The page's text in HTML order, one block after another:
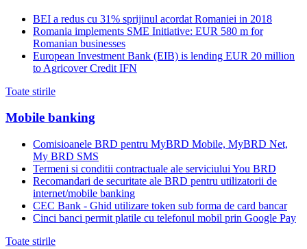
BEI a redus cu 31% sprijinul acordat Romaniei in 2018
Romania implements SME Initiative: EUR 580 m for
Romanian businesses
European Investment Bank (EIB) is lending EUR 20 million
to Agricover Credit IFN
Toate stirile
Mobile banking
Comisioanele BRD pentru MyBRD Mobile, MyBRD Net,
My BRD SMS
Termeni si conditii contractuale ale serviciului You BRD
Recomandari de securitate ale BRD pentru utilizatorii de
internet/mobile banking
CEC Bank - Ghid utilizare token sub forma de card bancar
Cinci banci permit platile cu telefonul mobil prin Google Pay
Toate stirile